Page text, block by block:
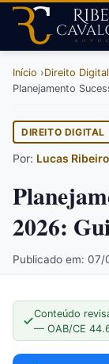
Início
Direito Digital
Planejamento
DIREITO DIGITAL
Por: Lucas
2026:
Publicado em:
Conteúdo
— OAB/CE